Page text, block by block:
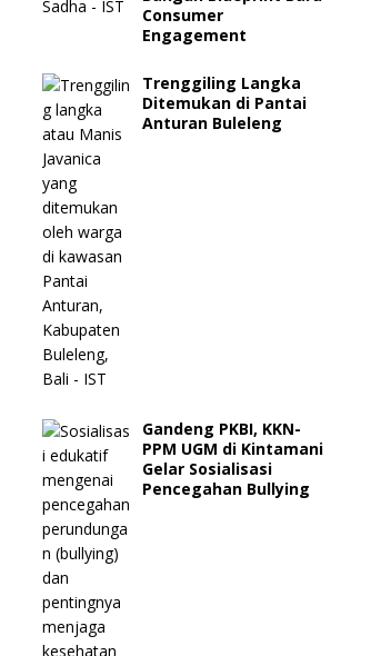
Consumer
Engagement
Trenggiling Langka
Ditemukan di Pantai
Anturan Buleleng
Gandeng PKBI, KKN-
PPM UGM di Kintamani
Gelar Sosialisasi
Pencegahan Bullying